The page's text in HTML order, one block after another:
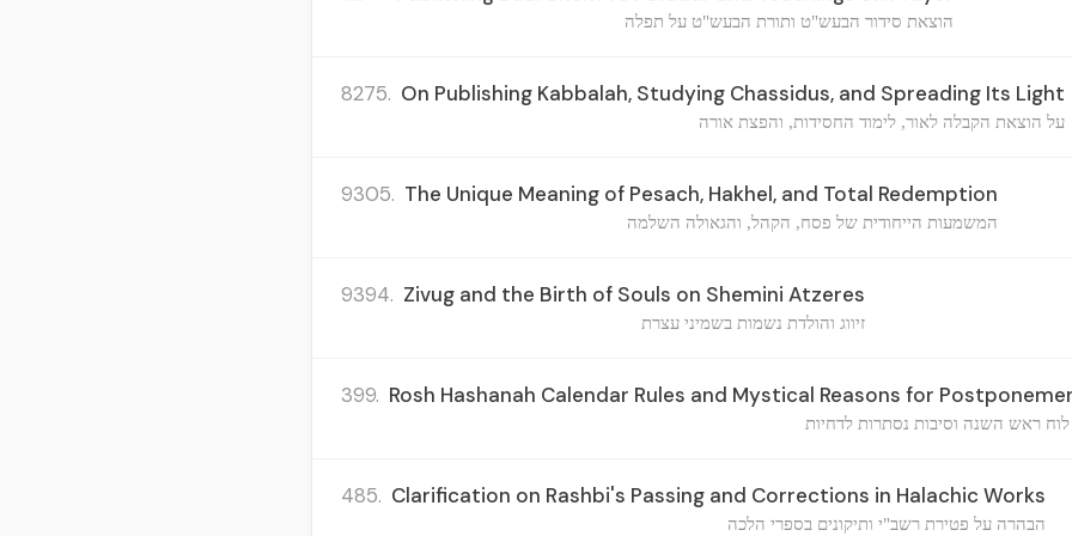
הוצאת סידור הבעש"ט ותורת הבעש"ט על תפלה
8275. On Publishing Kabbalah, Studying Chassidus, and Spreading Its Light
על הוצאת הקבלה לאור, לימוד החסידות, והפצת אורה
9305. The Unique Meaning of Pesach, Hakhel, and Total Redemption
המשמעות הייחודית של פסח, הקהל, והגאולה השלמה
9394. Zivug and the Birth of Souls on Shemini Atzeres
זיווג והולדת נשמות בשמיני עצרת
399. Rosh Hashanah Calendar Rules and Mystical Reasons for
לוח ראש השנה וסיבות נסתרות לדחיות
485. Clarification on Rashbi's Passing and Corrections in Halachic Works
הבהרה על פטירת רשב"י ותיקונים בספרי הלכה